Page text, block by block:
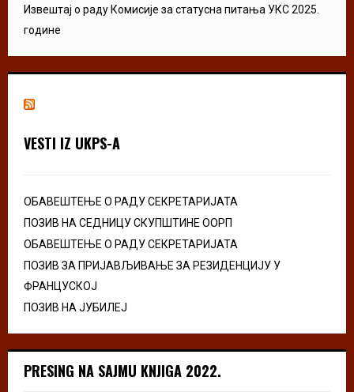
Извештај о раду Комисије за статусна питања УКС 2025.
године
VESTI IZ UKPS-A
ОБАВЕШТЕЊЕ О РАДУ СЕКРЕТАРИЈАТА
ПОЗИВ НА СЕДНИЦУ СКУПШТИНЕ ООРП
ОБАВЕШТЕЊЕ О РАДУ СЕКРЕТАРИЈАТА
ПОЗИВ ЗА ПРИЈАВЉИВАЊЕ ЗА РЕЗИДЕНЦИЈУ У
ФРАНЦУСКОЈ
ПОЗИВ НА ЈУБИЛЕЈ
PRESING NA SAJMU KNJIGA 2022.